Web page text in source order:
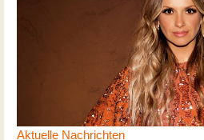
Aktuelle Nachrichten